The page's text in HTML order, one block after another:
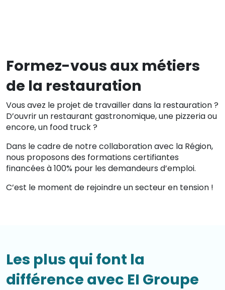
Formations réglementaires
Formez-vous aux métiers
de la restauration
Vous avez le projet de travailler dans la restauration ?
D’ouvrir un restaurant gastronomique, une pizzeria ou
encore, un food truck ?
Dans le cadre de notre collaboration avec la Région,
nous proposons des formations certifiantes
financées à 100% pour les demandeurs d’emploi.
C’est le moment de rejoindre un secteur en tension !
Les plus qui font la
différence avec EI Groupe